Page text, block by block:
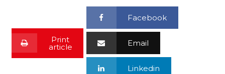
Print
article
Facebook
Email
Linkedin